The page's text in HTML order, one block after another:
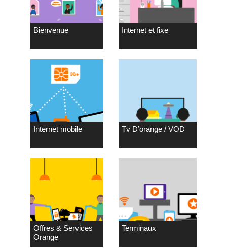
Bienvenue Internet et fixe
Internet mobile Tv D’orange / VOD
Offres & Services
Orange
Terminaux